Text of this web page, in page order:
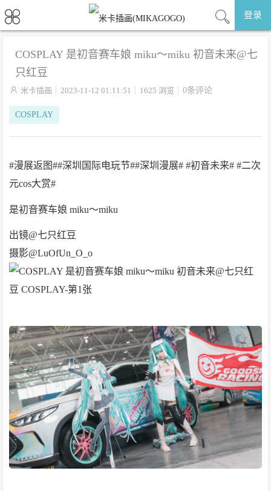
登录
COSPLAY 是初音赛车娘 miku～miku 初音未来@七
只红豆
 米卡插画 2023-11-12 01:11:51 1625 浏览 0条评论
COSPLAY
#漫展返图##深圳国际电玩节##深圳漫展# #初音未来# #二次
元cos大赏#
是初音赛车娘 miku～miku
出镜@七只红豆
摄影@LuOfUn_O_o